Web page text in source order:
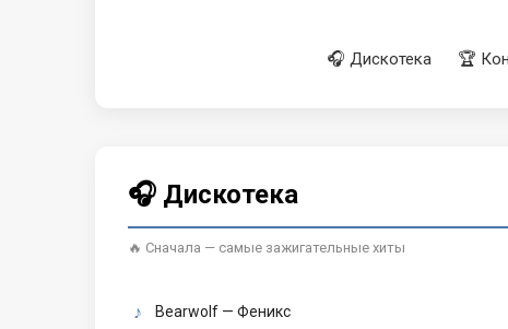
🎧 Дискотека 🏆
🎧 Дискотека
🔥 Сначала — самые зажигательные хиты
Bearwolf — Феникс